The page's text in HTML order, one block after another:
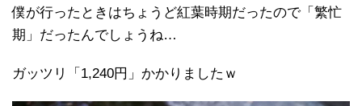
僕が行ったときはちょうど紅葉時期だったので「繁忙
期」だったんでしょうね…
ガッツリ「1,240円」かかりましたｗ